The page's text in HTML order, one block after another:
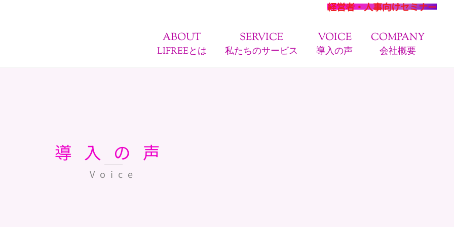
経営者・人事向けセミナー
ABOUT
LIFREEとは
SERVICE
私たちのサービス
VOICE
導入の声
COMPANY
会社概要
導入の声
Voice